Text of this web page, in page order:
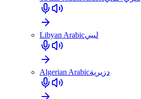
Libyan Arabicليبي
Algerian Arabicدزيرية